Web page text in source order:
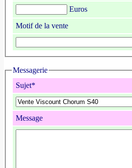
Euros
Motif de la vente
Messagerie
Sujet*
Message